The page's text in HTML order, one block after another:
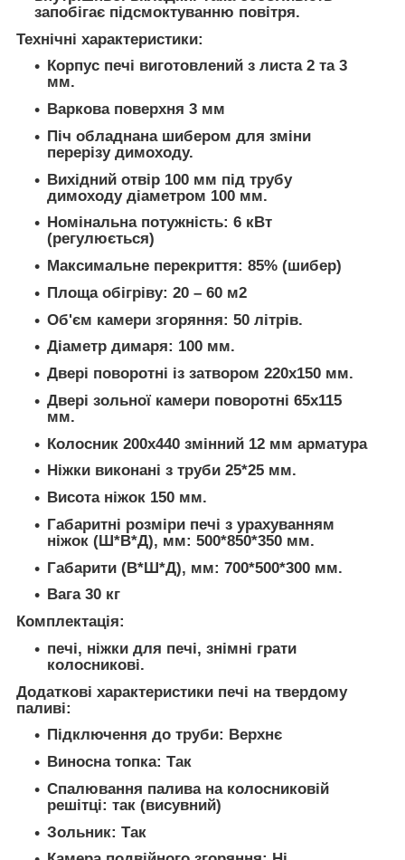
запобігає підсмоктуванню повітря.
Технічні характеристики:
Корпус печі виготовлений з листа 2 та 3
мм.
Варкова поверхня 3 мм
Піч обладнана шибером для зміни
перерізу димоходу.
Вихідний отвір 100 мм під трубу
димоходу діаметром 100 мм.
Номінальна потужність: 6 кВт
(регулюється)
Максимальне перекриття: 85% (шибер)
Площа обігріву: 20 – 60 м2
Об'єм камери згоряння: 50 літрів.
Діаметр димаря: 100 мм.
Двері поворотні із затвором 220х150 мм.
Двері зольної камери поворотні 65х115
мм.
Колосник 200х440 змінний 12 мм арматура
Ніжки виконані з труби 25*25 мм.
Висота ніжок 150 мм.
Габаритні розміри печі з урахуванням
ніжок (Ш*В*Д), мм: 500*850*350 мм.
Габарити (В*Ш*Д), мм: 700*500*300 мм.
Вага 30 кг
Комплектація:
печі, ніжки для печі, знімні грати
колосникові.
Додаткові характеристики печі на твердому
паливі:
Підключення до труби: Верхнє
Виносна топка: Так
Спалювання палива на колосниковій
решітці: так (висувний)
Зольник: Так